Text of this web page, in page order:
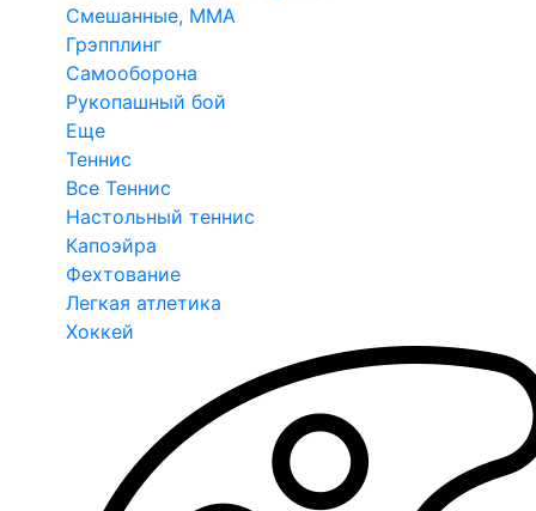
Смешанные, ММА
Грэпплинг
Самооборона
Рукопашный бой
Еще
Теннис
Все Теннис
Настольный теннис
Капоэйра
Фехтование
Легкая атлетика
Хоккей